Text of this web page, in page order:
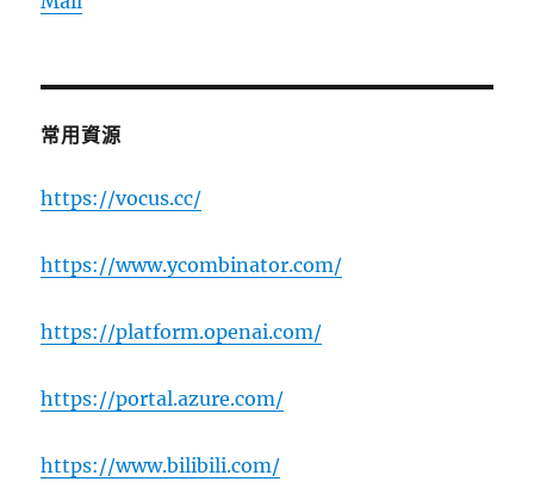
常用資源
https://vocus.cc/
https://www.ycombinator.com/
https://platform.openai.com/
https://portal.azure.com/
https://www.bilibili.com/